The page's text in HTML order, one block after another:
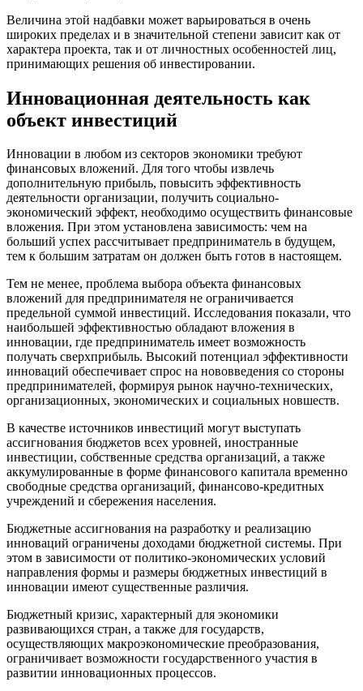
Величина этой надбавки может варьироваться в очень
широких пределах и в значительной степени зависит как от
характера проекта, так и от личностных особенностей лиц,
принимающих решения об инвестировании.
Инновационная деятельность как
объект инвестиций
Инновации в любом из секторов экономики требуют
финансовых вложений. Для того чтобы извлечь
дополнительную прибыль, повысить эффективность
деятельности организации, получить социально-
экономический эффект, необходимо осуществить финансовые
вложения. При этом установлена зависимость: чем на
больший успех рассчитывает предприниматель в будущем,
тем к большим затратам он должен быть готов в настоящем.
Тем не менее, проблема выбора объекта финансовых
вложений для предпринимателя не ограничивается
предельной суммой инвестиций. Исследования показали, что
наибольшей эффективностью обладают вложения в
инновации, где предприниматель имеет возможность
получать сверхприбыль. Высокий потенциал эффективности
инноваций обеспечивает спрос на нововведения со стороны
предпринимателей, формируя рынок научно-технических,
организационных, экономических и социальных новшеств.
В качестве источников инвестиций могут выступать
ассигнования бюджетов всех уровней, иностранные
инвестиции, собственные средства организаций, а также
аккумулированные в форме финансового капитала временно
свободные средства организаций, финансово-кредитных
учреждений и сбережения населения.
Бюджетные ассигнования на разработку и реализацию
инноваций ограничены доходами бюджетной системы. При
этом в зависимости от политико-экономических условий
направления формы и размеры бюджетных инвестиций в
инновации имеют существенные различия.
Бюджетный кризис, характерный для экономики
развивающихся стран, а также для государств,
осуществляющих макроэкономические преобразования,
ограничивает возможности государственного участия в
развитии инновационных процессов.